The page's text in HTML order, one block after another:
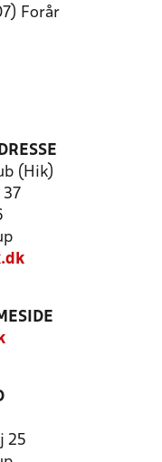
Forår
(Hik)
25